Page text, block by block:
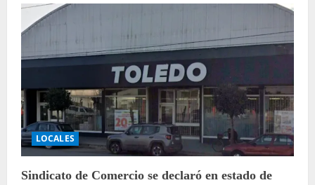
LOCALES
Sindicato de Comercio se declaró en estado de